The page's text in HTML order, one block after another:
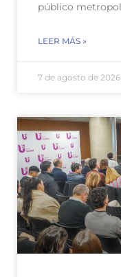
público
LEER MÁS »
7 de agosto de 2026